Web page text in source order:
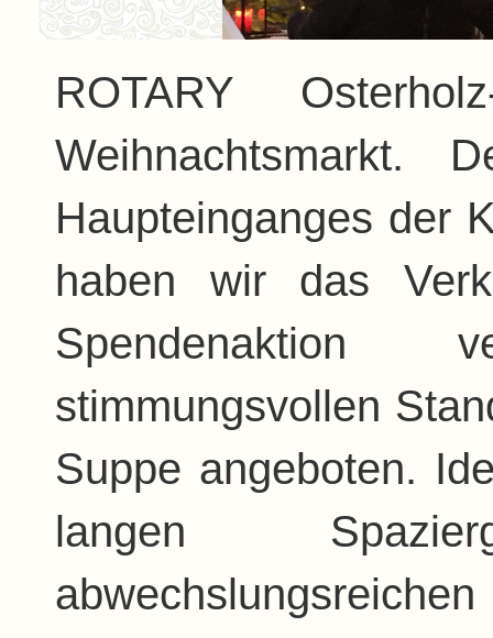
ROTARY
Haupteinganges der
haben wir das
stimmungsvollen
Suppe angeboten.
langen